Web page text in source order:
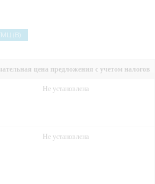
(В)
цена предложения с учетом налогов
Не установлена
Не установлена